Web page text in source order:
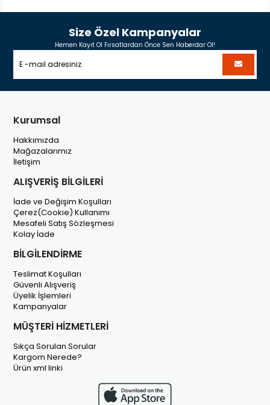
Size Özel Kampanyalar
Hemen Kayıt Ol Fırsatlardan Önce Sen Haberdar Ol!
Kurumsal
Hakkımızda
Mağazalarımız
İletişim
ALIŞVERİŞ BİLGİLERİ
İade ve Değişim Koşulları
Çerez(Cookie) Kullanımı
Mesafeli Satış Sözleşmesi
Kolay İade
BİLGİLENDİRME
Teslimat Koşulları
Güvenli Alışveriş
Üyelik İşlemleri
Kampanyalar
MÜŞTERİ HİZMETLERİ
Sıkça Sorulan Sorular
Kargom Nerede?
Ürün xml linki